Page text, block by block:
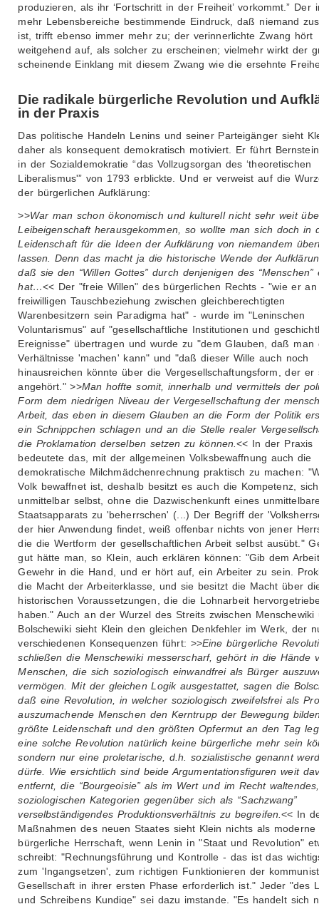
produzieren, als ihr ‘Fortschritt in der Freiheit’ vorkommt.” Der
mehr Lebensbereiche bestimmende Eindruck, daß niemand
ist, trifft ebenso immer mehr zu; der verinnerlichte Zwang hört
weitgehend auf, als solcher zu erscheinen; vielmehr wirkt der
scheinende Einklang mit diesem Zwang wie die ersehnte
Die radikale bürgerliche Revolution und
in der Praxis
Das politische Handeln Lenins und seiner Parteigänger sieht
daher als konsequent demokratisch motiviert. Er führt
in der Sozialdemokratie “das Vollzugsorgan des ‘theoretischen
Liberalismus'” von 1793 erblickte. Und er verweist auf die
der bürgerlichen Aufklärung:
>>War man schon ökonomisch und kulturell nicht sehr weit
Leibeigenschaft herausgekommen, so wollte man sich doch in
Leidenschaft für die Ideen der Aufklärung von niemandem
lassen. Denn das macht ja die historische Wende der
daß sie den “Willen Gottes” durch denjenigen des “Menschen”
hat…<< Der "freie Willen" des bürgerlichen Rechts - "wie er
freiwilligen Tauschbeziehung zwischen gleichberechtigten
Warenbesitzern sein Paradigma hat" - wurde im "Leninschen
Voluntarismus" auf "gesellschaftliche Institutionen und
Ereignisse" übertragen und wurde zu "dem Glauben, daß man
Verhältnisse 'machen' kann" und "daß dieser Wille auch noch
hinausreichen könnte über die Vergesellschaftungsform, der er
angehört." >>Man hoffte somit, innerhalb und vermittels der
Form dem niedrigen Niveau der Vergesellschaftung der
Arbeit, das eben in diesem Glauben an die Form der Politik
ein Schnippchen schlagen und an die Stelle realer
die Proklamation derselben setzen zu können.<< In der Praxis
bedeutete das, mit der allgemeinen Volksbewaffnung auch die
demokratische Milchmädchenrechnung praktisch zu machen:
Volk bewaffnet ist, deshalb besitzt es auch die Kompetenz, sich
unmittelbar selbst, ohne die Dazwischenkunft eines
Staatsapparats zu 'beherrschen' (...) Der Begriff der
der hier Anwendung findet, weiß offenbar nichts von jener
die die Wertform der gesellschaftlichen Arbeit selbst ausübt."
gut hätte man, so Klein, auch erklären können: "Gib dem
Gewehr in die Hand, und er hört auf, ein Arbeiter zu sein.
die Macht der Arbeiterklasse, und sie besitzt die Macht über
historischen Voraussetzungen, die die Lohnarbeit
haben." Auch an der Wurzel des Streits zwischen Menschewiki
Bolschewiki sieht Klein den gleichen Denkfehler im Werk, der
verschiedenen Konsequenzen führt: >>Eine bürgerliche
schließen die Menschewiki messerscharf, gehört in die Hände
Menschen, die sich soziologisch einwandfrei als Bürger
vermögen. Mit der gleichen Logik ausgestattet, sagen die
daß eine Revolution, in welcher soziologisch zweifelsfrei als
auszumachende Menschen den Kerntrupp der Bewegung
größte Leidenschaft und den größten Opfermut an den Tag
eine solche Revolution natürlich keine bürgerliche mehr sein
sondern nur eine proletarische, d.h. sozialistische genannt
dürfe. Wie ersichtlich sind beide Argumentationsfiguren weit
entfernt, die “Bourgeoisie” als im Wert und im Recht
soziologischen Kategorien gegenüber sich als “Sachzwang”
verselbständigendes Produktionsverhältnis zu begreifen.<< In
Maßnahmen des neuen Staates sieht Klein nichts als moderne
bürgerliche Herrschaft, wenn Lenin in "Staat und Revolution"
schreibt: "Rechnungsführung und Kontrolle - das ist das
zum 'Ingangsetzen', zum richtigen Funktionieren der
Gesellschaft in ihrer ersten Phase erforderlich ist." Jeder "des
und Schreibens Kundige" sei dazu imstande. "Es handelt sich